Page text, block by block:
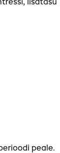
lisatasu
peale.